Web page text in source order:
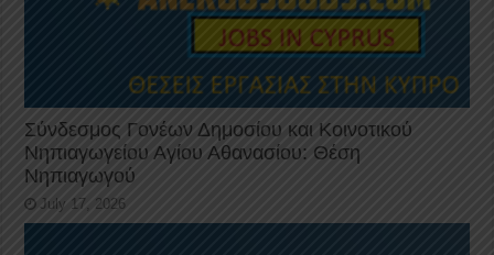
Σύνδεσμος Γονέων Δημοσίου και Κοινοτικού
Νηπιαγωγείου Αγίου Αθανασίου: Θέση
Νηπιαγωγού
July 17, 2026